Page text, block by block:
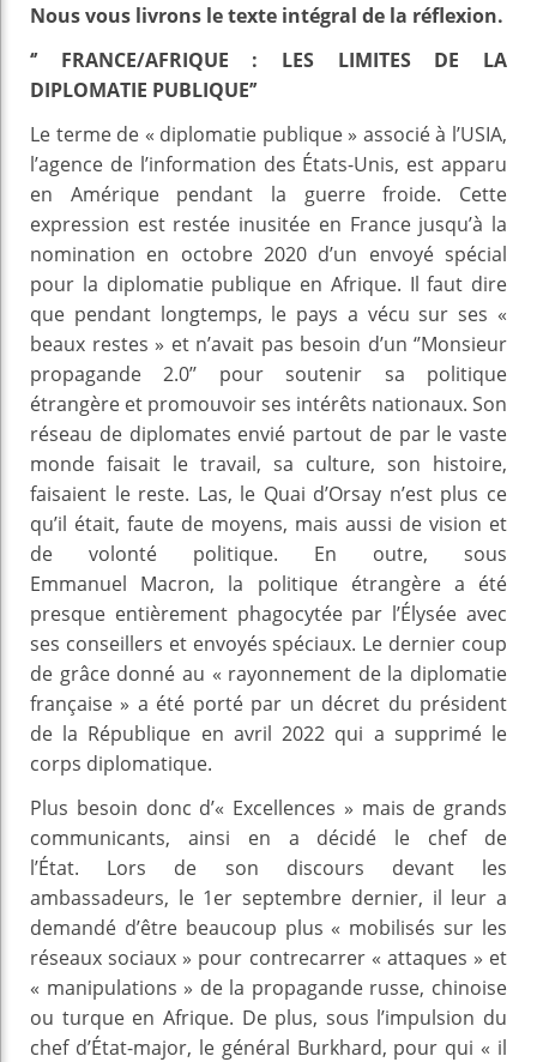
Nous vous livrons le texte intégral de la réflexion.
‘’ FRANCE/AFRIQUE : LES LIMITES DE LA
DIPLOMATIE PUBLIQUE’’
Le terme de « diplomatie publique » associé à l’USIA,
l’agence de l’information des États-Unis, est apparu
en Amérique pendant la guerre froide. Cette
expression est restée inusitée en France jusqu’à la
nomination en octobre 2020 d’un envoyé spécial
pour la diplomatie publique en Afrique. Il faut dire
que pendant longtemps, le pays a vécu sur ses «
beaux restes » et n’avait pas besoin d’un ‘’Monsieur
propagande 2.0’’ pour soutenir sa politique
étrangère et promouvoir ses intérêts nationaux. Son
réseau de diplomates envié partout de par le vaste
monde faisait le travail, sa culture, son histoire,
faisaient le reste. Las, le Quai d’Orsay n’est plus ce
qu’il était, faute de moyens, mais aussi de vision et
de volonté politique. En outre, sous
Emmanuel Macron, la politique étrangère a été
presque entièrement phagocytée par l’Élysée avec
ses conseillers et envoyés spéciaux. Le dernier coup
de grâce donné au « rayonnement de la diplomatie
française » a été porté par un décret du président
de la République en avril 2022 qui a supprimé le
corps diplomatique.
Plus besoin donc d’« Excellences » mais de grands
communicants, ainsi en a décidé le chef de
l’État. Lors de son discours devant les
ambassadeurs, le 1er septembre dernier, il leur a
demandé d’être beaucoup plus « mobilisés sur les
réseaux sociaux » pour contrecarrer « attaques » et
« manipulations » de la propagande russe, chinoise
ou turque en Afrique. De plus, sous l’impulsion du
chef d’État-major, le général Burkhard, pour qui « il